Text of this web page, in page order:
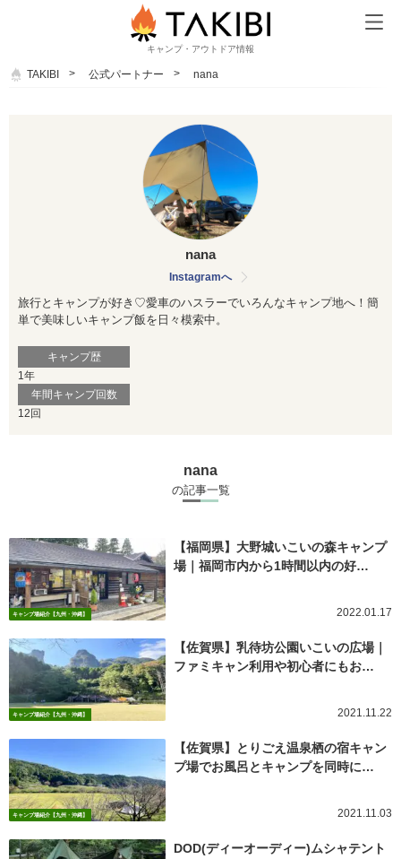
キャンプ・アウトドア情報
TAKIBI 公式パートナー nana
nana
Instagramへ
旅行とキャンプが好き♡愛車のハスラーでいろんなキャンプ地へ！簡
単で美味しいキャンプ飯を日々模索中。
キャンプ歴
1年
年間キャンプ回数
12回
nana
の記事一覧
キャンプ場紹介【九州・沖縄】
【福岡県】大野城いこいの森キャンプ
場｜福岡市内から1時間以内の好…
2022.01.17
キャンプ場紹介【九州・沖縄】
【佐賀県】乳待坊公園いこいの広場｜
ファミキャン利用や初心者にもお…
2021.11.22
キャンプ場紹介【九州・沖縄】
【佐賀県】とりごえ温泉栖の宿キャン
プ場でお風呂とキャンプを同時に…
2021.11.03
DOD(ディーオーディー)ムシャテント